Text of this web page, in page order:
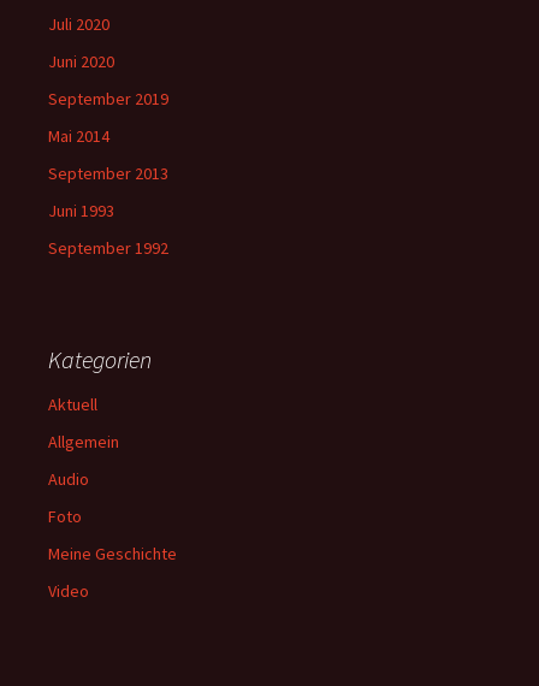
Juli 2020
Juni 2020
September 2019
Mai 2014
September 2013
Juni 1993
September 1992
Kategorien
Aktuell
Allgemein
Audio
Foto
Meine Geschichte
Video